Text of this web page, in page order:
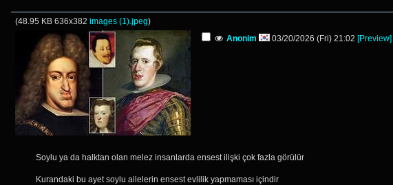
(48.95 KB 636x382 images (1).jpeg)
Anonim
03/20/2026 (Fri) 21:02 [Preview]
Soylu ya da halktan olan melez insanlarda ensest ilişki çok fazla görülür
Kurandaki bu ayet soylu ailelerin ensest evlilik yapmaması içindir